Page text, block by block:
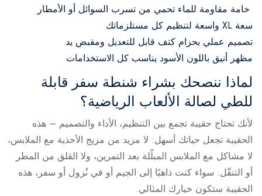
خامة مقاومة للماء تحمي من تسرب السوائل أو الأمطار
سعة XL واسعة لتنظيم كل مستلزماتك
تصميم عملي بحزام كتف قابل للتعديل ومقبض يد
مظهر أنيق باللون الأسود يناسب كل الاستخدامات
لماذا ننصحك بشراء شنطة سفر قابلة
للطي لصالة الألعاب الرياضية؟
لأنك تحتاج حقيبة تجمع بين التنظيم، الأداء والتصميم – هذه
الحقيبة تجعل حياتك أسهل: لا مزيد من مزيج الأحذية مع الملابس،
لا مشاكل مع الملابس المبلّلة بعد التمرين، ولا القلق من المطر
أو التنقّل. سواء كنت ذاهبًا إلى الجيم أو في نُزول أو سفر، هذه
الحقيبة ستكون خيارك المثالي.